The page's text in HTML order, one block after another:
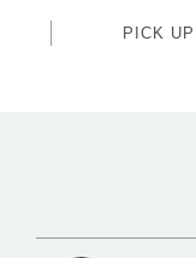
PICK UP